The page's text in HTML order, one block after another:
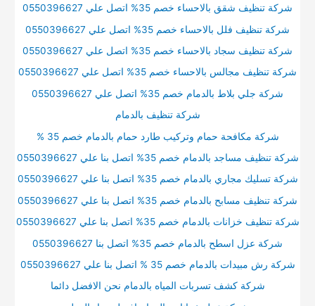
شركة تنظيف شقق بالاحساء خصم 35% اتصل علي 0550396627
شركة تنظيف فلل بالاحساء خصم 35% اتصل علي 0550396627
شركة تنظيف سجاد بالاحساء خصم 35% اتصل علي 0550396627
شركة تنظيف مجالس بالاحساء خصم 35% اتصل علي 0550396627
شركة جلي بلاط بالدمام خصم 35% اتصل علي 0550396627
شركة تنظيف بالدمام
شركة مكافحة حمام وتركيب طارد حمام بالدمام خصم 35 %
شركة تنظيف مساجد بالدمام خصم 35% اتصل بنا علي 0550396627
شركة تسليك مجاري بالدمام خصم 35% اتصل بنا علي 0550396627
شركة تنظيف مسابح بالدمام خصم 35% اتصل بنا علي 0550396627
شركة تنظيف خزانات بالدمام خصم 35% اتصل بنا علي 0550396627
شركة عزل اسطح بالدمام خصم 35% اتصل بنا 0550396627
شركة رش مبيدات بالدمام خصم 35 % اتصل بنا علي 0550396627
شركة كشف تسربات المياه بالدمام نحن الافضل دائما